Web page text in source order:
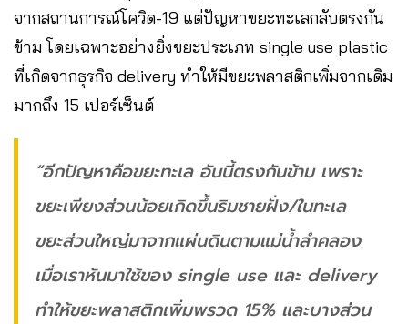
จากสถานการณ์โควิด-19 แต่ปัญหาขยะทะเลกลับตรงกัน
ข้าม โดยเฉพาะอย่างยิ่งขยะประเภท single use plastic
ที่เกิดจากธุรกิจ delivery ทำให้มีขยะพลาสติกเพิ่มจากเดิม
มากถึง 15 เปอร์เซ็นต์
“อีกปัญหาคือขยะทะเล อันนี้ตรงกันข้าม เพราะ
ขยะเพียงส่วนน้อยเกิดขึ้นริมชายฝั่ง/ในทะเล
ขยะส่วนใหญ่มาจากแผ่นดินตามแม่น้ำลำคลอง
เมื่อเราหันมาใช้ของ single use และ delivery
ทำให้ขยะพลาสติกเพิ่มพรวด 15% และบางส่วน